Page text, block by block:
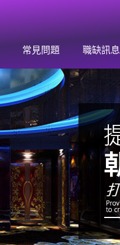
常見問題 職缺訊息